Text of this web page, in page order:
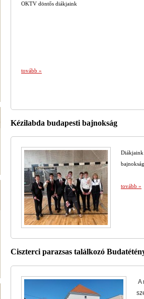
OKTV döntős diákjaink
tovább »
Kézilabda budapesti bajnokság
Diákjaink
tovább »
Ciszterci parazsas találkozó
A